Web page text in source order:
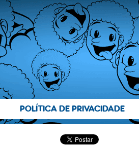
POLÍTICA DE PRIVACIDADE